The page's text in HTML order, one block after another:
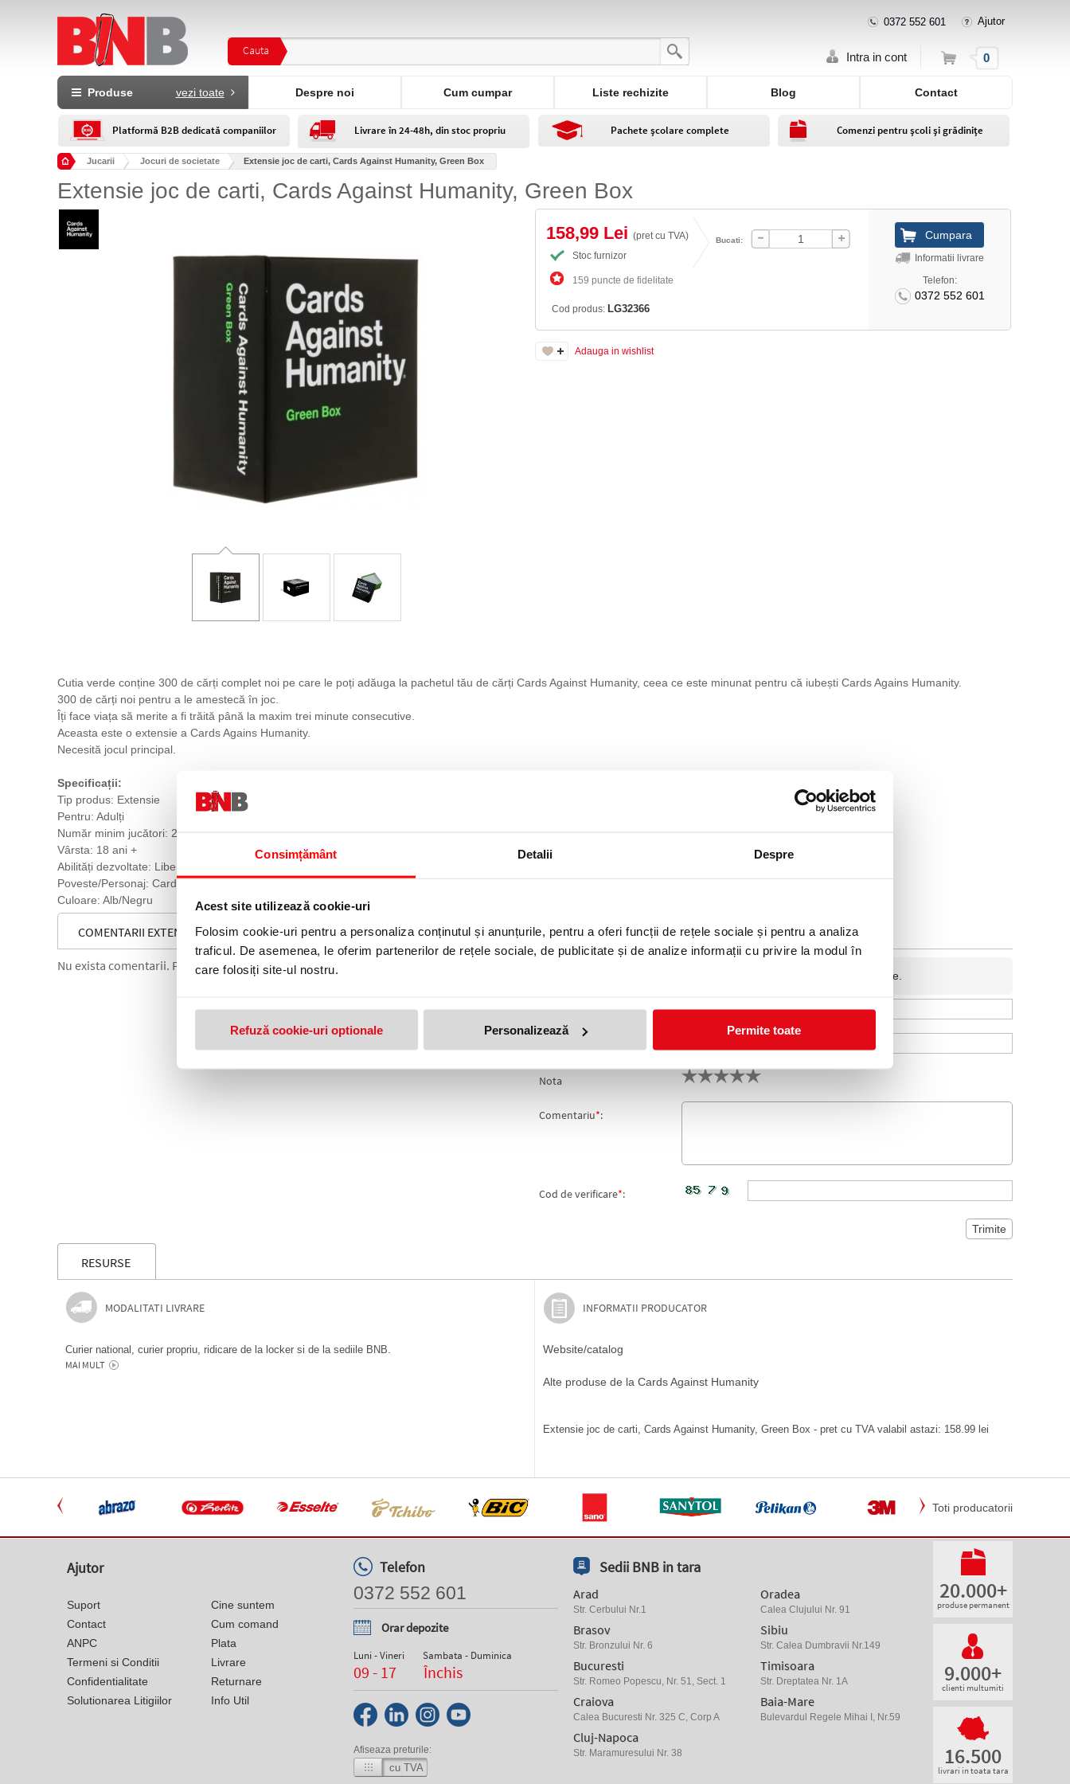
Consimțământ Detalii Despre
Acest site utilizează cookie-uri
Folosim cookie-uri pentru a personaliza conținutul și anunțurile, pentru a oferi funcții de rețele sociale și pentru a analiza
traficul. De asemenea, le oferim partenerilor de rețele sociale, de publicitate și de analize informații cu privire la modul în
care folosiți site-ul nostru.
Refuză cookie-uri optionale Personalizează Permite toate
Cauta
0372 552 601 Ajutor
Intra in cont Cos 0
Produse vezi toate Despre noi Cum cumpar Liste rechizite Blog Contact
Platformă B2B dedicată companiilor Livrare în 24-48h, din stoc propriu Pachete școlare complete Comenzi pentru școli și grădinițe
Jucarii Jocuri de societate Extensie joc de carti, Cards Against Humanity, Green Box
Extensie joc de carti, Cards Against Humanity, Green Box
158,99 Lei (pret cu TVA)
Stoc furnizor
159 puncte de fidelitate
Bucati:
Cod produs: LG32366
Informatii livrare
Telefon:
0372 552 601
Adauga in wishlist
Cutia verde conține 300 de cărți complet noi pe care le poți adăuga la pachetul tău de cărți Cards Against Humanity, ceea ce este minunat pentru că iubești Cards Agains Humanity.
300 de cărți noi pentru a le amestecă în joc.
Îți face viața să merite a fi trăită până la maxim trei minute consecutive.
Aceasta este o extensie a Cards Agains Humanity.
Necesită jocul principal.
Specificații:
Tip produs: Extensie
Pentru: Adulți
Număr minim jucători: 2
Vârsta: 18 ani +
Abilități dezvoltate: Libertatea de exprimare, Imaginația
Poveste/Personaj: Cards Against Humanity
Culoare: Alb/Negru
COMENTARII EXTENSIE JOC DE CARTI, CARDS AGAINST HUMANITY, GREEN BOX
Nu exista comentarii. Fii primul care comenteaza acest produs!
Adresa de e-mail ramane confidentiala si nu va fi afisata pe site.
Nume*:
Nota
Comentariu*:
Cod de verificare*:
RESURSE
MODALITATI LIVRARE
Curier national, curier propriu, ridicare de la locker si de la sediile BNB.
MAI MULT
INFORMATII PRODUCATOR
Website/catalog
Alte produse de la Cards Against Humanity
Extensie joc de carti, Cards Against Humanity, Green Box - pret cu TVA valabil astazi: 158.99 lei
Toti producatorii
Ajutor
Suport
Contact
ANPC
Termeni si Conditii
Confidentialitate
Solutionarea Litigiilor
Cine suntem
Cum comand
Plata
Livrare
Returnare
Info Util
Telefon
0372 552 601
Orar depozite
Luni - Vineri
09 - 17
Sambata - Duminica
Închis
Afiseaza preturile:
cu TVA
Sedii BNB in tara
Arad
Str. Cerbului Nr.1
Brasov
Str. Bronzului Nr. 6
Bucuresti
Str. Romeo Popescu, Nr. 51, Sect. 1
Craiova
Calea Bucuresti Nr. 325 C, Corp A
Cluj-Napoca
Str. Maramuresului Nr. 38
Oradea
Calea Clujului Nr. 91
Sibiu
Str. Calea Dumbravii Nr.149
Timisoara
Str. Dreptatea Nr. 1A
Baia-Mare
Bulevardul Regele Mihai I, Nr.59
20.000+
produse permanent
9.000+
clienti multumiti
16.500
livrari in toata tara